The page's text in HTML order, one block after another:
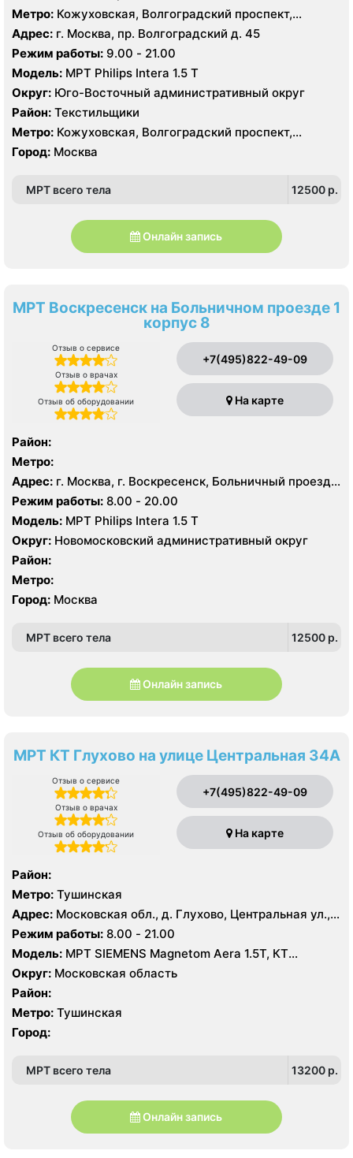
Метро: Кожуховская, Волгоградский проспект,
Текстильщики
Адрес: г. Москва, пр. Волгоградский д. 45
Режим работы: 9.00 - 21.00
Модель: МРТ Philips Intera 1.5 T
Округ: Юго-Восточный административный округ
Район: Текстильщики
Метро: Кожуховская, Волгоградский проспект,
Текстильщики
Город: Москва
МРТ всего тела 12500 p.
Онлайн запись
МРТ Воскресенск на Больничном проезде 1
корпус 8
Отзыв о сервисе
Отзыв о врачах
Отзыв об оборудовании
+7(495)822-49-09
На карте
Район:
Метро:
Адрес: г. Москва, г. Воскресенск, Больничный проезд,
д. 1, корп. 8
Режим работы: 8.00 - 20.00
Модель: МРТ Philips Intera 1.5 T
Округ: Новомосковский административный округ
Район:
Метро:
Город: Москва
МРТ всего тела 12500 p.
Онлайн запись
МРТ КТ Глухово на улице Центральная 34А
Отзыв о сервисе
Отзыв о врачах
Отзыв об оборудовании
+7(495)822-49-09
На карте
Район:
Метро: Тушинская
Адрес: Московская обл., д. Глухово, Центральная ул.,
34А
Режим работы: 8.00 - 21.00
Модель: МРТ SIEMENS Magnetom Aera 1.5Т, КТ
SIEMENS Somatom Perspective 128 срезов
Округ: Московская область
Район:
Метро: Тушинская
Город:
МРТ всего тела 13200 p.
Онлайн запись